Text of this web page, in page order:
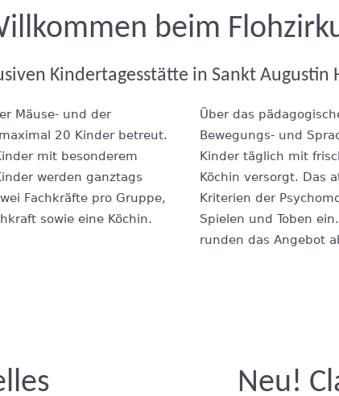
beim
Kindertagesstätte in Sankt Augustin
Mäuse- und der
20 Kinder betreut.
mit besonderem
werden ganztags
Fachkräfte pro Gruppe,
sowie eine Köchin.
Über das
Bewegungs- und
Kinder täglich mit
Köchin versorgt. Das
Kriterien der
Spielen und Toben
runden das Angebot
Neu!